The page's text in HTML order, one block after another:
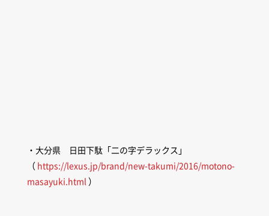
・大分県 日田下駄「二の字デラックス」
（ https://lexus.jp/brand/new-takumi/2016/motono-
masayuki.html ）